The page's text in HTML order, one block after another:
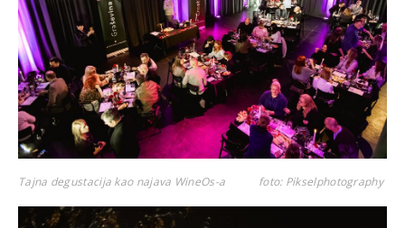
Tajna degustacija kao najava WineOs-a foto: Pikselphotography